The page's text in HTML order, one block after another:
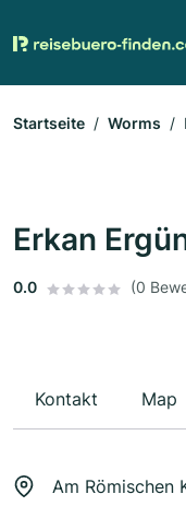
Startseite Worms
Erkan
0.0 (0
Kontakt Map
Am Römischen